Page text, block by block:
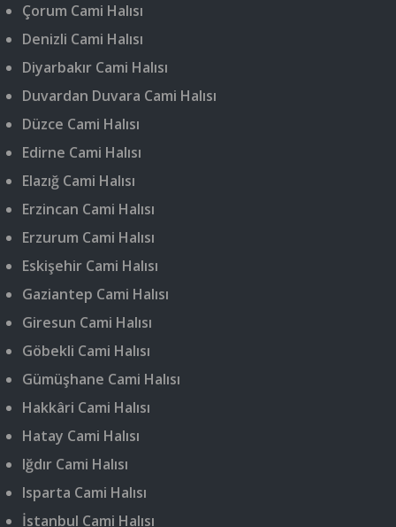
Çorum Cami Halısı
Denizli Cami Halısı
Diyarbakır Cami Halısı
Duvardan Duvara Cami Halısı
Düzce Cami Halısı
Edirne Cami Halısı
Elazığ Cami Halısı
Erzincan Cami Halısı
Erzurum Cami Halısı
Eskişehir Cami Halısı
Gaziantep Cami Halısı
Giresun Cami Halısı
Göbekli Cami Halısı
Gümüşhane Cami Halısı
Hakkâri Cami Halısı
Hatay Cami Halısı
Iğdır Cami Halısı
Isparta Cami Halısı
İstanbul Cami Halısı